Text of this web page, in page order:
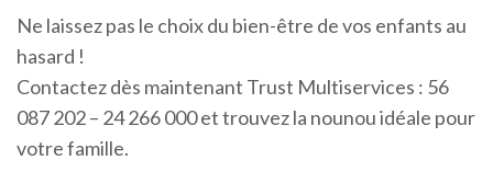
Ne laissez pas le choix du bien-être de vos enfants au
hasard !
Contactez dès maintenant Trust Multiservices : 56
087 202 – 24 266 000 et trouvez la nounou idéale pour
votre famille.